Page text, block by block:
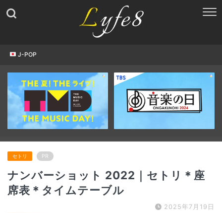
J-POP
セトリ PR
ナンバーショット 2022｜セトリ＊座
席表＊タイムテーブル
2025年7月19日